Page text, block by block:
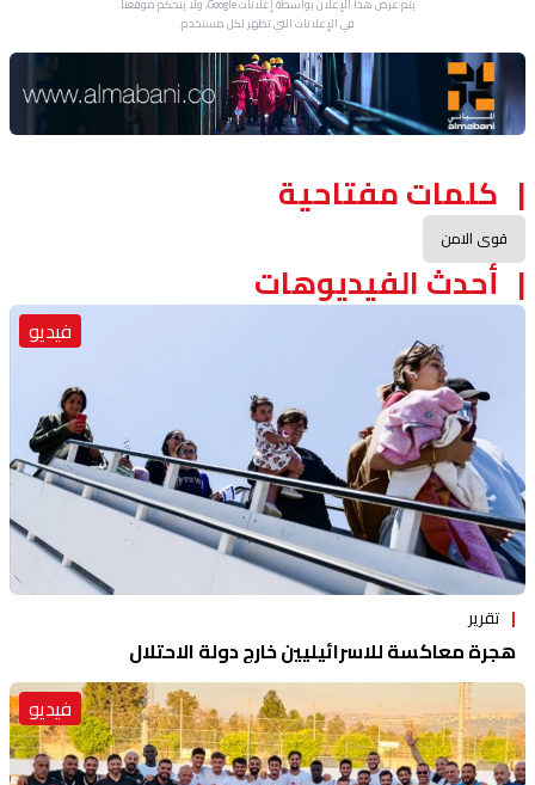
في الإعلانات التي تظهر لكل مستخدم.
Advertisement Section
كلمات مفتاحية
قوى الامن
أحدث الفيديوهات
فيديو
تقرير
هجرة معاكسة للاسرائيليين خارج دولة الاحتلال
فيديو